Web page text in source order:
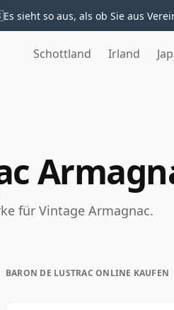
Es sieht so aus, als ob Sie aus
Schottland Irland
für Vintage Armagnac.
BARON DE LUSTRAC ONLINE KAUFEN